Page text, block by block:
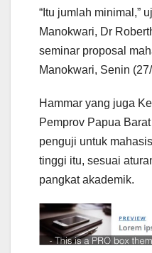
“Itu jumlah minimal,”
Manokwari, Dr
seminar proposal
Manokwari, Senin
Hammar yang juga
Pemprov Papua
penguji untuk
tinggi itu, sesuai
pangkat akademik.